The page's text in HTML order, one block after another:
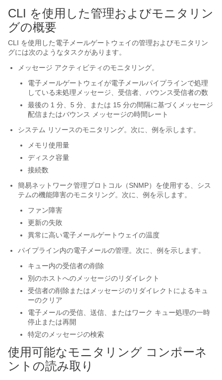
CLI を使用した管理およびモニタリン
グの概要
CLI を使用した電子メールゲートウェイの管理およびモニタリン
グには次のようなタスクがあります。
メッセージ アクティビティのモニタリング。
電子メールゲートウェイが電子メールパイプラインで処理
している未処理メッセージ、受信者、バウンス受信者の数
最後の 1 分、5 分、または 15 分の間隔に基づくメッセージ
配信またはバウンス メッセージの時間レート
システム リソースのモニタリング。次に、例を示します。
メモリ使用量
ディスク容量
接続数
簡易ネットワーク管理プロトコル（SNMP）を使用する、シス
テムの機能障害のモニタリング。次に、例を示します。
ファン障害
更新の失敗
異常に高い電子メールゲートウェイの温度
パイプライン内の電子メールの管理。次に、例を示します。
キュー内の受信者の削除
別のホストへのメッセージのリダイレクト
受信者の削除またはメッセージのリダイレクトによるキュ
ーのクリア
電子メールの受信、送信、またはワーク キュー処理の一時
停止または再開
特定のメッセージの検索
使用可能なモニタリング コンポーネ
ントの読み取り